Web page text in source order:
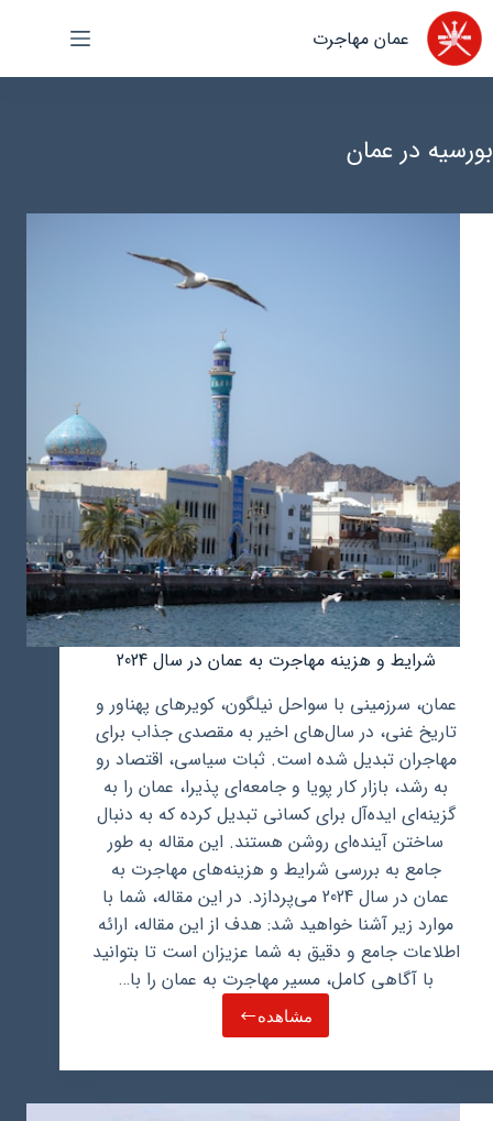
پرش
به
محتوا
عمان مهاجرت
بورسیه در عمان
شرایط و هزینه مهاجرت به عمان در سال 2024
عمان، سرزمینی با سواحل نیلگون، کویرهای پهناور و
تاریخ غنی، در سال‌های اخیر به مقصدی جذاب برای
مهاجران تبدیل شده است. ثبات سیاسی، اقتصاد رو
به ‌رشد، بازار کار پویا و جامعه‌ای پذیرا، عمان را به
گزینه‌ای ایده‌آل برای کسانی تبدیل کرده که به دنبال
ساختن آینده‌ای روشن هستند. این مقاله به طور
جامع به بررسی شرایط و هزینه‌های مهاجرت به
عمان در سال 2024 می‌پردازد. در این مقاله، شما با
موارد زیر آشنا خواهید شد: هدف از این مقاله، ارائه
اطلاعات جامع و دقیق به شما عزیزان است تا بتوانید
با آگاهی کامل، مسیر مهاجرت به عمان را با…
مشاهدهشرایط
هزینه
به